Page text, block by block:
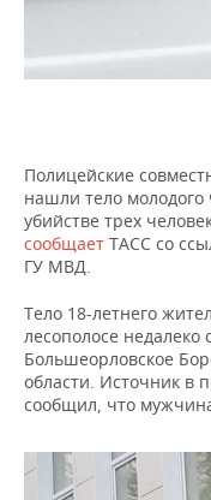
НЕФТЕХИМИЯ
НЕФТЬ
ЭНЕРГЕТИКА
РОЗНИЧНАЯ
НОВОСТИ
МЕРОПРИЯТИЯ
БИЗНЕС-БРАНЧИ
ONLINE-
ОТКРЫТАЯ
ФУТБОЛ
ХОККЕЙ
БАСКЕТБОЛ
ВОЛЕЙБОЛ
ФИГУРНОЕ
НОВОСТИ
ВЛАСТЬ
ИНФРАСТРУКТУРА
ИСТОРИЯ
МЕДИЦИНА
ФОТОГАЛЕРЕЯ
СЮЖЕТЫ
СПРАВОЧНИК
СПИСОК ПЕРСОН
ПОЛНАЯ ВЕРСИЯ
Полицейские
нашли тело молодого
убийстве трех
сообщает ТАСС со
ГУ МВД.
Тело 18-летнего
лесополосе недалеко
Большеорловское
области. Источник в
сообщил, что